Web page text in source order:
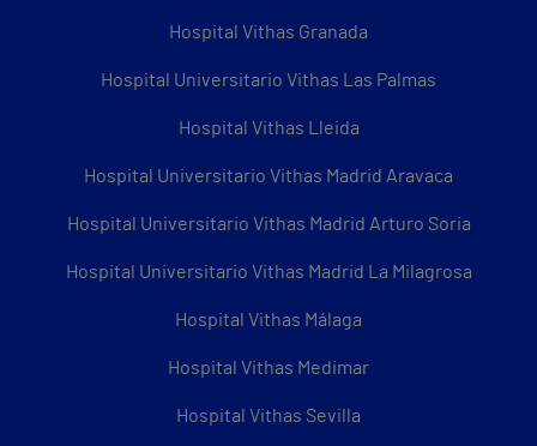
Hospital Vithas Granada
Hospital Universitario Vithas Las Palmas
Hospital Vithas Lleida
Hospital Universitario Vithas Madrid Aravaca
Hospital Universitario Vithas Madrid Arturo Soria
Hospital Universitario Vithas Madrid La Milagrosa
Hospital Vithas Málaga
Hospital Vithas Medimar
Hospital Vithas Sevilla